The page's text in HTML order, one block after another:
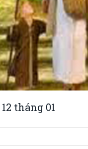
tháng 01